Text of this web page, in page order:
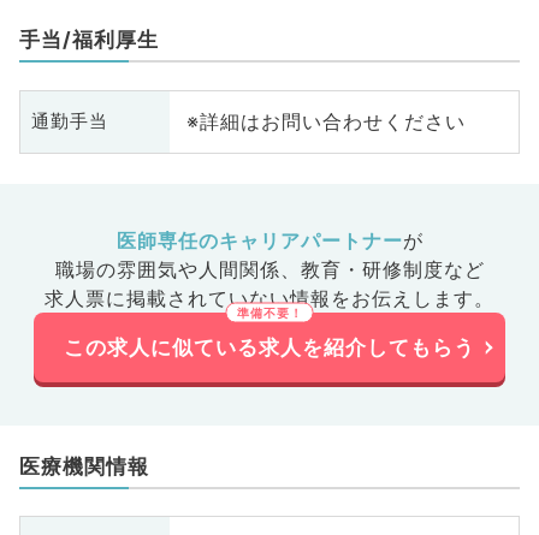
手当/福利厚生
通勤手当 ※詳細はお問い合わせください
医師専任のキャリアパートナーが
職場の雰囲気や人間関係、 教育・研修制度など
求人票に掲載されていない情報をお伝えします。
この求人に似ている求人を紹介してもらう
医療機関情報